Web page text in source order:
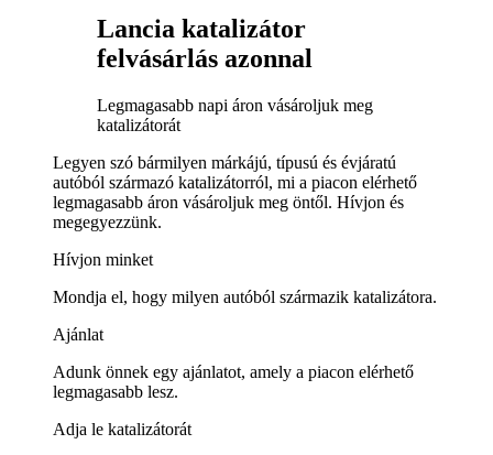
Lancia katalizátor
felvásárlás azonnal
Legmagasabb napi áron vásároljuk meg
katalizátorát
Legyen szó bármilyen márkájú, típusú és évjáratú
autóból származó katalizátorról, mi a piacon elérhető
legmagasabb áron vásároljuk meg öntől. Hívjon és
megegyezzünk.
Hívjon minket
Mondja el, hogy milyen autóból származik katalizátora.
Ajánlat
Adunk önnek egy ajánlatot, amely a piacon elérhető
legmagasabb lesz.
Adja le katalizátorát